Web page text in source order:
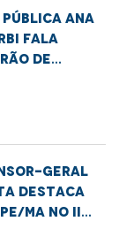
Ana
fala
de
para
geral
destaca
MA no II